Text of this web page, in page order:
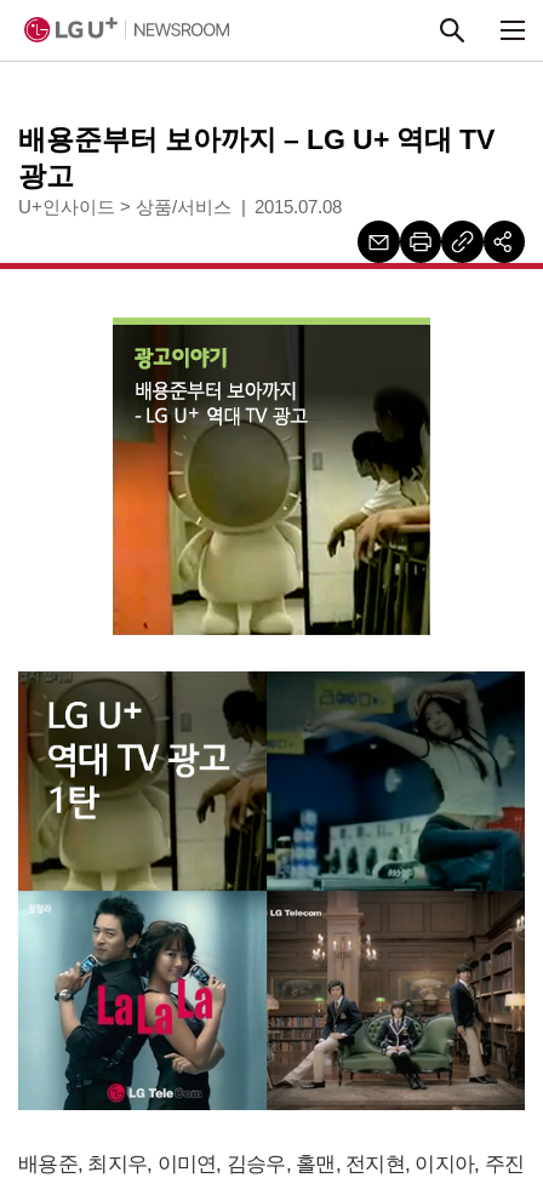
배용준부터 보아까지 – LG U+ 역대 TV
광고
U+인사이드 > 상품/서비스 2015.07.08
배용준, 최지우, 이미연, 김승우, 홀맨, 전지현, 이지아, 주진